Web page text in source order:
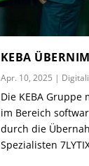
KEBA
Apr. 10, 2025 |
Die KEBA
im Bereich
durch die
Spezialisten